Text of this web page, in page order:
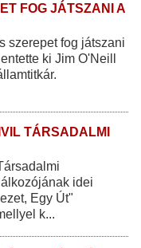
FOG JÁTSZANI A
szerepet fog játszani
ki Jim O'Neill
TÁRSADALMI
idei
Egy Út"
k...